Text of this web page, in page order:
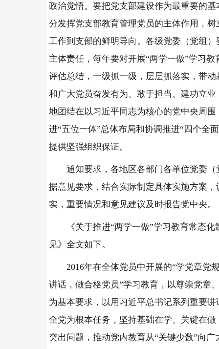
政治觉悟。要把党支部建设作为最重要的基
分发挥党支部教育管理党员的主体作用，树
工作到支部的鲜明导向。各级党委（党组）
主体责任，每年要对开展“两学一做”学习教
评估总结，一级抓一级，层层抓落实，带动
和广大党员奋发有为、敢于担当、建功立业
地团结在以习近平同志为核心的党中央周围
进“五位一体”总体布局和协调推进“四个全
提供坚强组织保证。
通知要求，各地区各部门各单位党委（
据意见要求，结合实际制定具体实施方案，
实，重要情况和意见建议及时报告党中央。
《关于推进“两学一做”学习教育常态
见》全文如下。
2016年在全体党员中开展的“学党章党
讲话，做合格党员”学习教育，以尊崇党章
为基本要求，以用习近平总书记系列重要讲
全党为根本任务，坚持基础在学、关键在做
突出问题，推动党内教育从“关键少数”向广